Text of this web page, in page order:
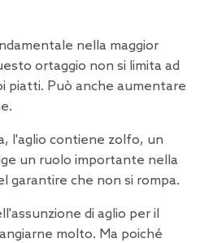
nella maggior
ortaggio non si limita ad
piatti. Può anche aumentare
, l'aglio contiene zolfo, un
un ruolo importante nella
garantire che non si rompa.
di aglio per il
molto. Ma poiché